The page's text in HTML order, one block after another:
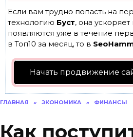
Если вам трудно попасть на
технологию Буст, она
появляются уже в течение
в Топ10 за месяц, то в
Начать продвижение
ГЛАВНАЯ » ЭКОНОМИКА » ФИНАНСЫ
Как